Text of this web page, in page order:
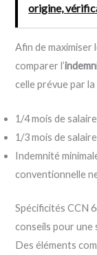
origine,
Afin de
comparer l’
celle prévue par
1/4 mois de
1/3 mois de
Indemnité
conventionnelle
Spécificités CCN
conseils pour une
Des éléments